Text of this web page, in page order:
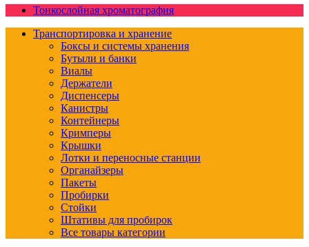
Тонкослойная хроматография
Транспортировка и хранение
Боксы и системы хранения
Бутыли и банки
Виалы
Держатели
Диспенсеры
Канистры
Контейнеры
Кримперы
Крышки
Лотки и переносные станции
Органайзеры
Пакеты
Пробирки
Стойки
Штативы для пробирок
Все товары категории